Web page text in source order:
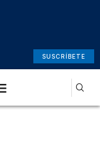
SUSCRÍBETE